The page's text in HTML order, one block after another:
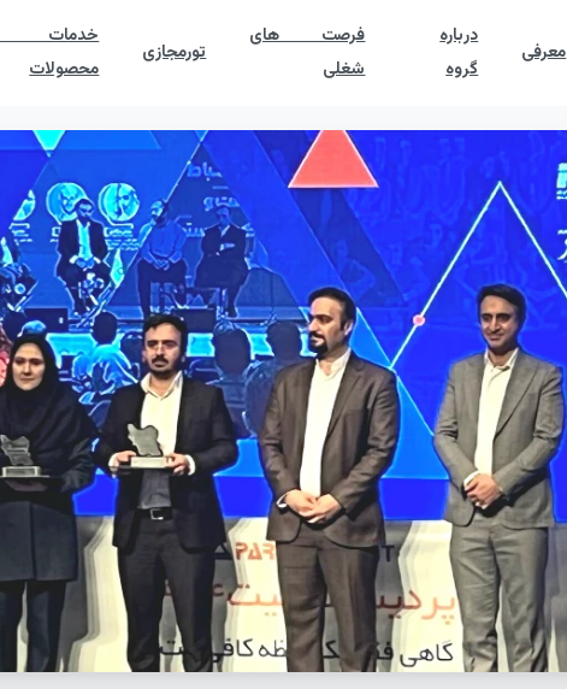
معرفی
درباره
گروه
فرصت های
شغلی
تورمجازی
محصولات